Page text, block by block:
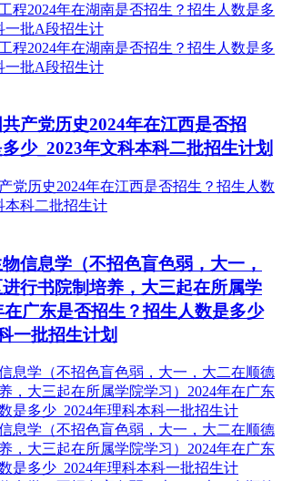
产党历史2024年在江西是否招
少_2023年文科本科二批招生计划
信息学（不招色盲色弱，大一，
行书院制培养，大三起在所属学
在广东是否招生？招生人数是多少
一批招生计划